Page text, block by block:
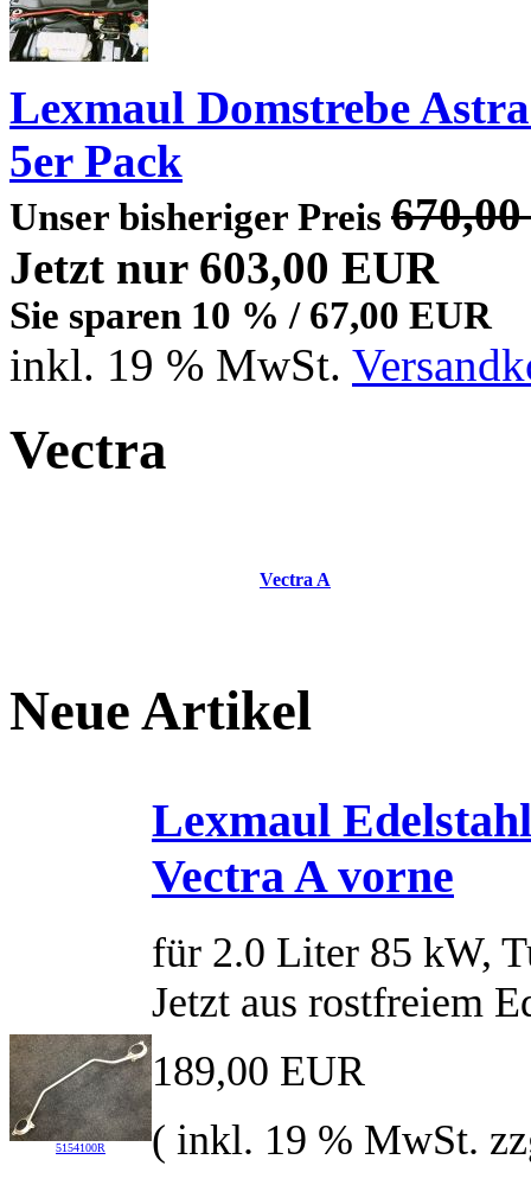
Lexmaul Domstrebe
5er Pack
Unser bisheriger Preis
Jetzt nur 603,00 EUR
Sie sparen 10 % / 67,00 EUR
inkl. 19 % MwSt.
Vectra
Vectra A
Neue Artikel
5154100R
Lexmaul
Vectra A vorne
für 2.0 Liter 85 kW,
Jetzt aus rostfreiem
189,00 EUR
( inkl. 19 % MwSt.